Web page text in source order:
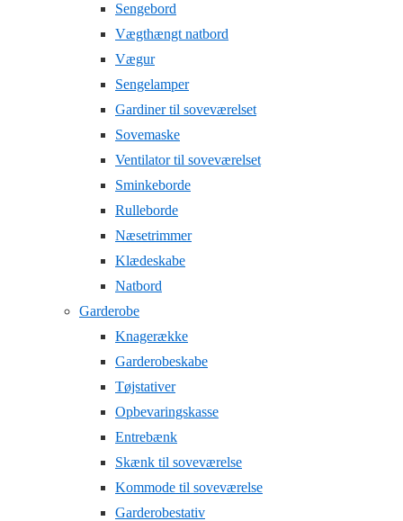
Sengebord
Vægthængt natbord
Vægur
Sengelamper
Gardiner til soveværelset
Sovemaske
Ventilator til soveværelset
Sminkeborde
Rulleborde
Næsetrimmer
Klædeskabe
Natbord
Garderobe
Knagerække
Garderobeskabe
Tøjstativer
Opbevaringskasse
Entrebænk
Skænk til soveværelse
Kommode til soveværelse
Garderobestativ